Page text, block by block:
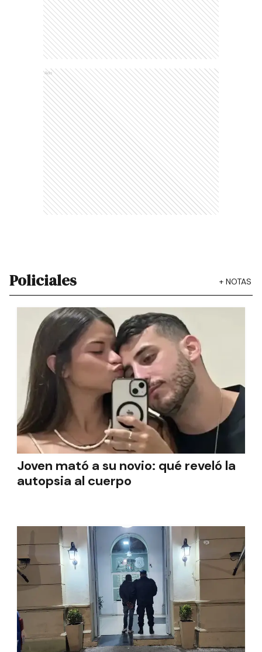
Ads
Policiales + NOTAS
Joven mató a su novio: qué reveló la
autopsia al cuerpo